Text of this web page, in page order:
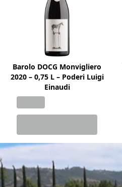
Barolo DOCG Monvigliero
2020 – 0,75 L – Poderi Luigi
Einaudi